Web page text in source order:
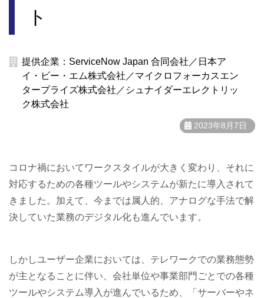
ト
提供企業：ServiceNow Japan 合同会社／日本ア
イ・ビー・エム株式会社／マイクロフォーカスエン
タープライズ株式会社／シュナイダーエレクトリッ
ク株式会社
2023年8月7日
コロナ禍においてワークスタイルが大きく変わり、それに
対応するための各種ツールやシステムが新たに導入されて
きました。加えて、今までは属人的、アナログな手法で解
決していた業務のデジタル化も進んでいます。
しかしユーザー企業においては、テレワークでの業務態勢
が主となることに伴い、会社単位や事業部門ごとでの各種
ツールやシステム導入が進んでいるため、「サーバーやネ